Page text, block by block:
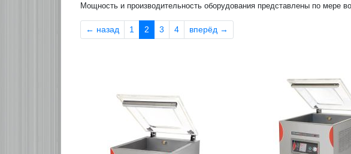
Мощность и производительность оборудования представлены по мере
← назад 1 2 3 4 вперёд →